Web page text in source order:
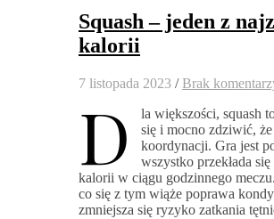
Squash – jeden z
kalorii
7 listopada 2023 / Brak
D
la większości, squash
się i mocno zdziwić,
koordynacji. Gra jest
wszystko przekłada
kalorii w ciągu godzinnego
co się z tym wiąże poprawa
zmniejsza się ryzyko zatkania